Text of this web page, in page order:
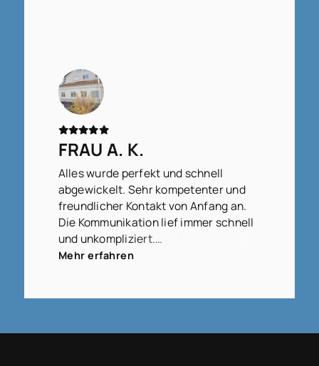
stets schnellen Rückmeldungen,
sodass das gesamte Verfahren doch
relativ schnell und gut abgeschlossen
werden konnte. Ich werde Sie und das
Team von WITTERMANNS gerne
weiterempfehlen.
FRAU A. K.
Alles wurde perfekt und schnell
abgewickelt. Sehr kompetenter und
freundlicher Kontakt von Anfang an.
Die Kommunikation lief immer schnell
und unkompliziert.
Tolle Arbeit, vielen Dank an Herrn Dr.
Mehr erfahren